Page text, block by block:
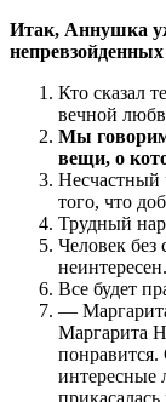
Итак, Аннушка
Кто сказал
вечной
Мы говорим
вещи, о
Несчастный
того, что
Трудный
Человек
неинтересен.
Все будет
—
Маргарита
интересные